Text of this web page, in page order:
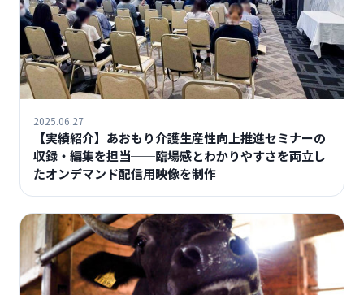
2025.06.27
【実績紹介】あおもり介護生産性向上推進セミナーの
収録・編集を担当──臨場感とわかりやすさを両立し
たオンデマンド配信用映像を制作